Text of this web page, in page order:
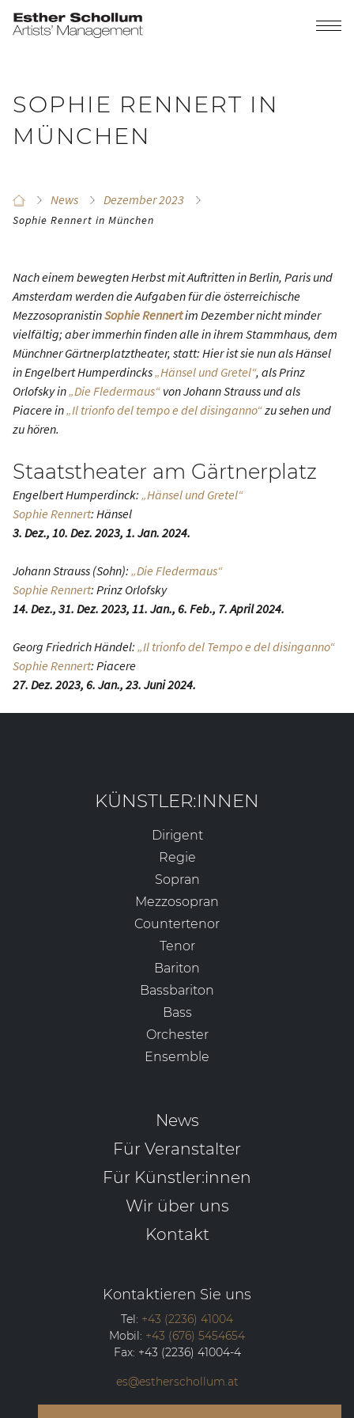
SOPHIE RENNERT IN
MÜNCHEN
News Dezember 2023
Sophie Rennert in München
Nach einem bewegten Herbst mit Auftritten in Berlin, Paris und
Amsterdam werden die Aufgaben für die österreichische
MezzosopranistinSophie Rennertim Dezember nicht minder
vielfältig; aber immerhin finden alle in ihrem Stammhaus, dem
Münchner Gärtnerplatztheater, statt: Hier ist sie nun als Hänsel
in Engelbert Humperdincks„Hänsel und Gretel“, als Prinz
Orlofsky in„Die Fledermaus“ von Johann Strauss und als
Piacere in„Il trionfo del tempo e del disinganno“zu sehen und
zu hören.
Staatstheater am Gärtnerplatz
Engelbert Humperdinck: „Hänsel und Gretel“
Sophie Rennert: Hänsel
3. Dez., 10. Dez. 2023, 1. Jan. 2024.
Johann Strauss (Sohn): „Die Fledermaus“
Sophie Rennert: Prinz Orlofsky
14. Dez., 31. Dez. 2023, 11. Jan., 6. Feb., 7. April 2024.
Georg Friedrich Händel: „Il trionfo del Tempo e del disinganno“
Sophie Rennert: Piacere
27. Dez. 2023, 6. Jan., 23. Juni 2024.
KÜNSTLER:INNEN
Dirigent
Regie
Sopran
Mezzosopran
Countertenor
Tenor
Bariton
Bassbariton
Bass
Orchester
Ensemble
News
Für Veranstalter
Für Künstler:innen
Wir über uns
Kontakt
Kontaktieren Sie uns
Tel: +43 (2236) 41004
Mobil: +43 (676) 5454654
Fax: +43 (2236) 41004-4
es@estherschollum.at